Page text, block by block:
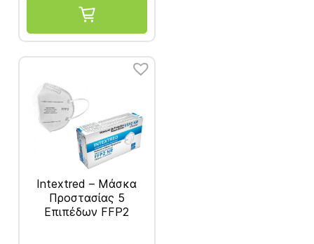
Intextred – Μάσκα
Προστασίας 5
Επιπέδων FFP2